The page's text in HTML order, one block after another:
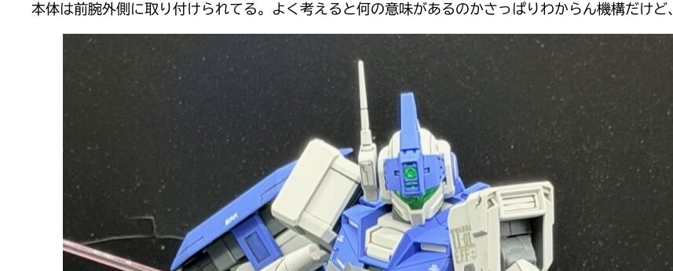
本体は前腕外側に取り付けられてる。よく考えると何の意味があるのかさっぱりわからん機構だけ